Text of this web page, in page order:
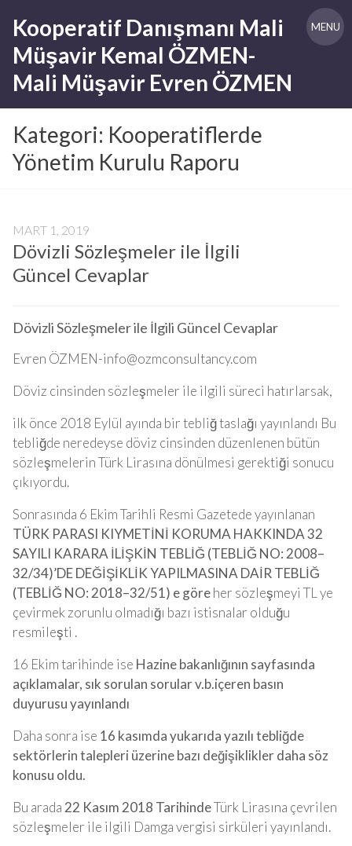
content
Kooperatif Danışmanı Mali
Müşavir Kemal ÖZMEN-
Mali Müşavir Evren ÖZMEN
MENU
Kategori: Kooperatiflerde
Yönetim Kurulu Raporu
MART 1, 2019
Dövizli Sözleşmeler ile İlgili
Güncel Cevaplar
Dövizli Sözleşmeler ile İlgili Güncel Cevaplar
Evren ÖZMEN-info@ozmconsultancy.com
Döviz cinsinden sözleşmeler ile ilgili süreci hatırlarsak,
ilk önce 2018 Eylül ayında bir tebliğ taslağı yayınlandı Bu
tebliğde neredeyse döviz cinsinden düzenlenen bütün
sözleşmelerin Türk Lirasına dönülmesi gerektiği sonucu
çıkıyordu.
Sonrasında 6 Ekim Tarihli Resmi Gazetede yayınlanan
TÜRK PARASI KIYMETİNİ KORUMA HAKKINDA 32
SAYILI KARARA İLİŞKİN TEBLİĞ (TEBLİĞ NO: 2008–
32/34)’DE DEĞİŞİKLİK YAPILMASINA DAİR TEBLİĞ
(TEBLİĞ NO: 2018–32/51) e göreher sözleşmeyi TL ye
çevirmek zorunlu olmadığı bazı istisnalar olduğu
resmileşti .
16 Ekim tarihinde ise Hazine bakanlığının sayfasında
açıklamalar, sık sorulan sorular v.b.içeren basın
duyurusu yayınlandı
Daha sonra ise 16 kasımda yukarıda yazılı tebliğde
sektörlerin talepleri üzerine bazı değişiklikler daha söz
konusu oldu.
Bu arada 22 Kasım 2018 TarihindeTürk Lirasına çevrilen
sözleşmeler ile ilgili Damga vergisi sirküleri yayınlandı.